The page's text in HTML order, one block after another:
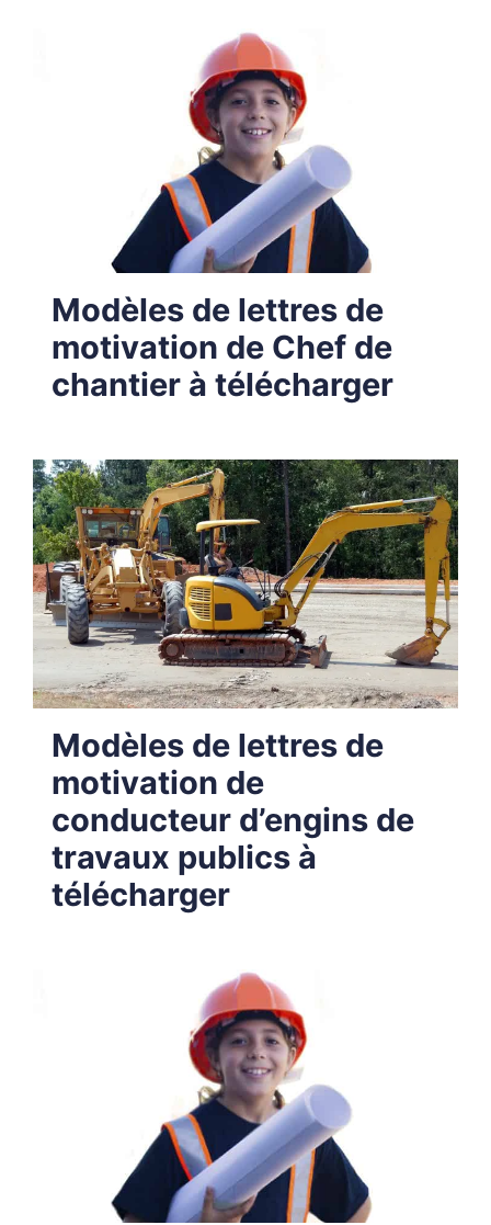
Modèles de lettres de
motivation de Chef de
chantier à télécharger
Modèles de lettres de
motivation de
conducteur d’engins de
travaux publics à
télécharger